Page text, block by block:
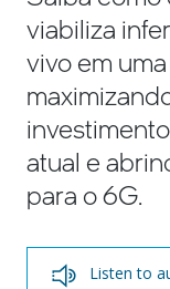
viabiliza
vivo em
atual e
para o 6G.
Listen to